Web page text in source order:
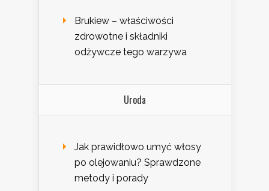
Brukiew – właściwości
zdrowotne i składniki
odżywcze tego warzywa
Uroda
Jak prawidłowo umyć włosy
po olejowaniu? Sprawdzone
metody i porady